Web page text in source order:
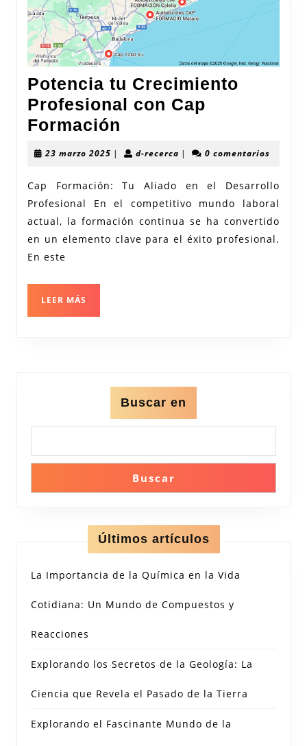
Potencia tu Crecimiento
Profesional con Cap
Formación
tu
Profesional
con
Cap
Formación
23 marzo 2025 23| d-recercad-| 0 comentarios
Cap Formación: Tu Aliado en el Desarrollo
Profesional En el competitivo mundo laboral
actual, la formación continua se ha convertido
en un elemento clave para el éxito profesional.
En este
LEER MÁS
Buscar en
Buscar
Últimos artículos
La Importancia de la Química en la Vida
Cotidiana: Un Mundo de Compuestos y
Reacciones
Explorando los Secretos de la Geología: La
Ciencia que Revela el Pasado de la Tierra
Explorando el Fascinante Mundo de la